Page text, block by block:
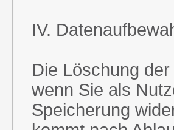
IV.
Die Löschung
wenn Sie als
Speicherung